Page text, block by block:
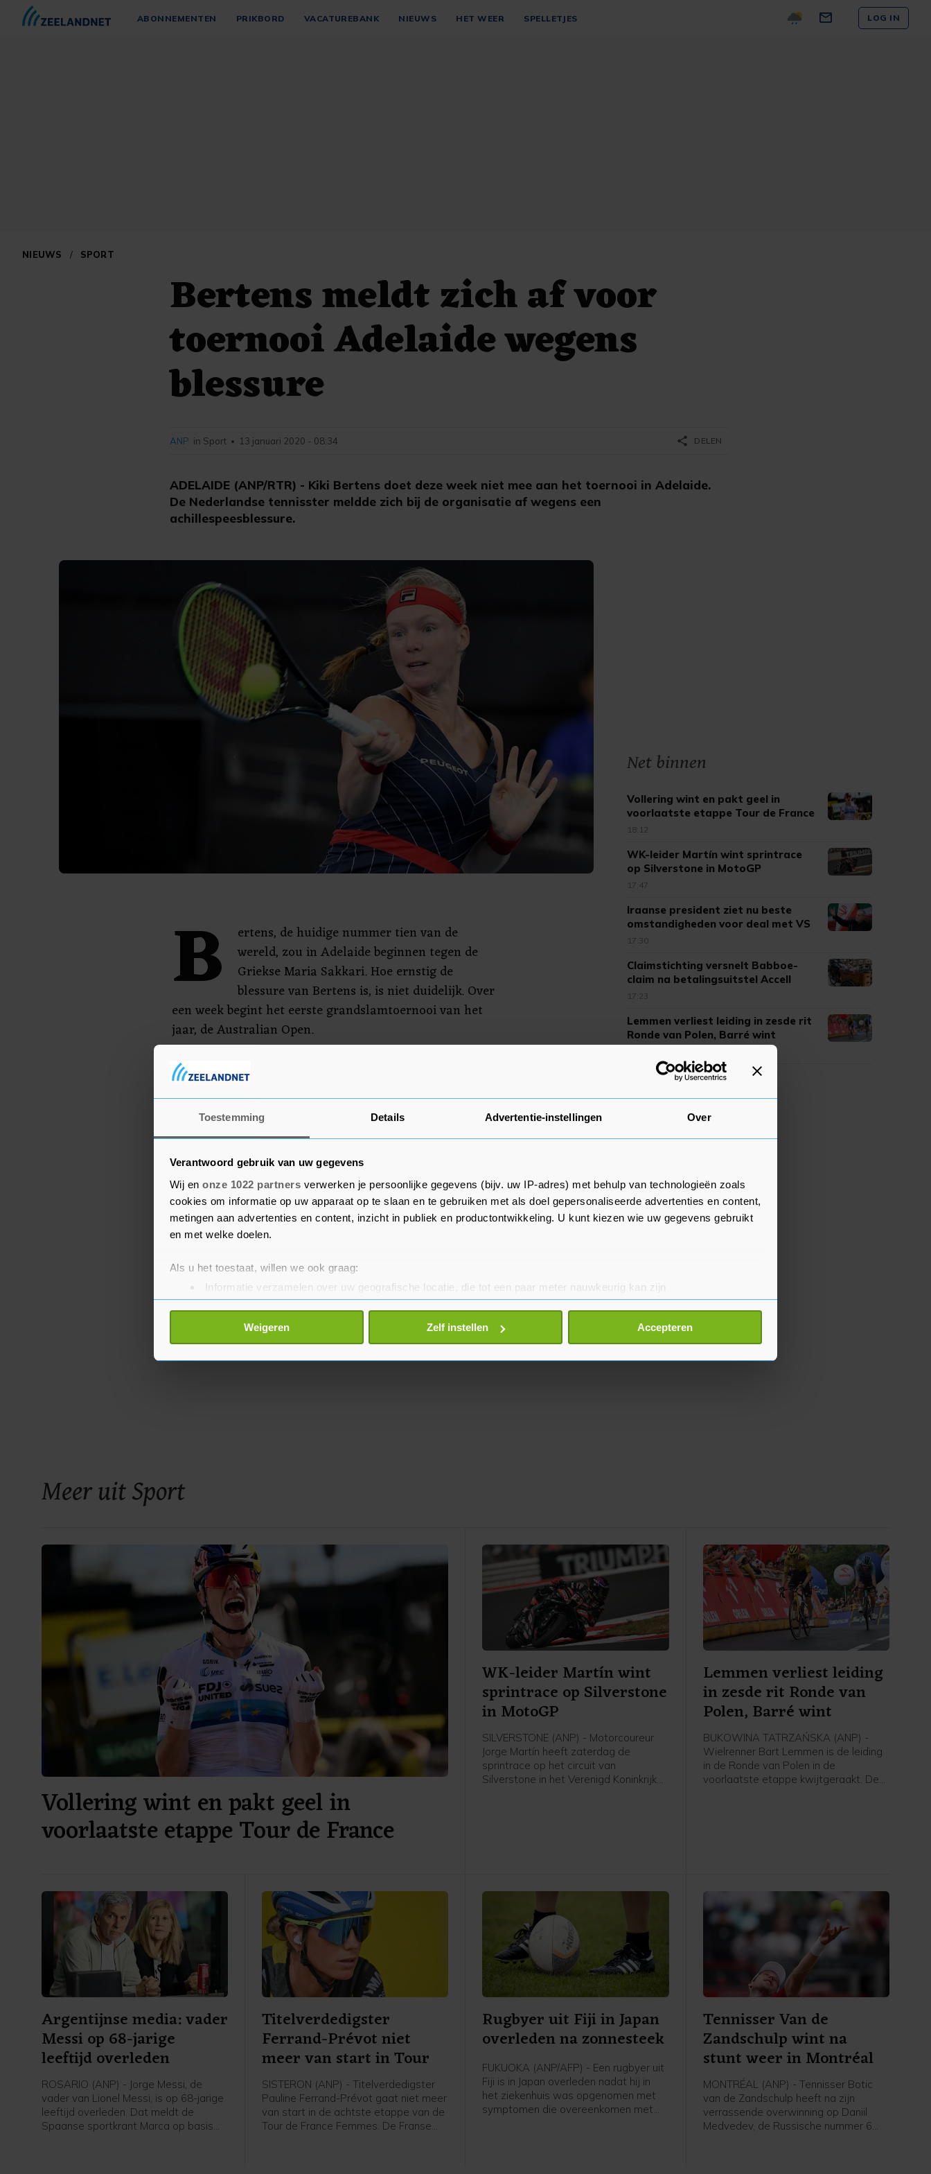
Toestemming Details Advertentie-instellingen Over
Verantwoord gebruik van uw gegevens
Wij en onze 1022 partners verwerken je persoonlijke gegevens (bijv. uw IP-adres) met behulp van technologieën zoals
cookies om informatie op uw apparaat op te slaan en te gebruiken met als doel gepersonaliseerde advertenties en content,
metingen aan advertenties en content, inzicht in publiek en productontwikkeling. U kunt kiezen wie uw gegevens gebruikt
en met welke doelen.
Als u het toestaat, willen we ook graag:
Informatie verzamelen over uw geografische locatie, die tot een paar meter nauwkeurig kan zijn
Uw apparaat identificeren door het actief te scannen op specifieke eigenschappen (fingerprinting)
Lees meer over hoe uw persoonlijke gegevens worden verwerkt en stel uw voorkeuren in het
detailgedeelte
toestemming op elk moment wijzigen of intrekken in de Cookieverklaring.
Weigeren Zelf instellen Accepteren
ABONNEMENTEN PRIKBORD VACATUREBANK NIEUWS HET WEER SPELLETJES LOG IN
NIEUWS / SPORT
Bertens meldt zich af voor
toernooi Adelaide wegens
blessure
ADELAIDE (ANP/RTR) - Kiki Bertens doet deze week niet mee aan het toernooi in Adelaide.
De Nederlandse tennisster meldde zich bij de organisatie af wegens een
achillespeesblessure.
ANP in Sport • 13 januari 2020 - 08:34 share DELEN
B
ertens, de huidige nummer tien van de
wereld, zou in Adelaide beginnen tegen de
Griekse Maria Sakkari. Hoe ernstig de
blessure van Bertens is, is niet duidelijk. Over
een week begint het eerste grandslamtoernooi van het
jaar, de Australian Open.
Afgelopen week strandde Bertens bij het toernooi van
Brisbane in de kwartfinales.
Bij de mannen meldden Novak Djokovic en Alex de
Minaur zich af voor het toernooi van Adelaide.
Meer uit Sport
Vollering wint en pakt geel in
voorlaatste etappe Tour de France
WK-leider Martín wint
sprintrace op Silverstone
in MotoGP
SILVERSTONE (ANP) - Motorcoureur
Jorge Martín heeft zaterdag de
sprintrace op het circuit van
Silverstone in het Verenigd Koninkrijk
Lemmen verliest leiding
in zesde rit Ronde van
Polen, Barré wint
BUKOWINA TATRZAŃSKA (ANP) -
Wielrenner Bart Lemmen is de leiding
in de Ronde van Polen in de
voorlaatste etappe kwijtgeraakt. De
Brenner (Tudor) uit Duitsland werd
derde.
Argentijnse media: vader
Messi op 68-jarige
leeftijd overleden
ROSARIO (ANP) - Jorge Messi, de
vader van Lionel Messi, is op 68-jarige
leeftijd overleden. Dat meldt de
Spaanse sportkrant Marca op basis
Titelverdedigster
Ferrand-Prévot niet
meer van start in Tour
SISTERON (ANP) - Titelverdedigster
Pauline Ferrand-Prévot gaat niet meer
van start in de achtste etappe van de
Tour de France Femmes. De Franse
Rugbyer uit Fiji in Japan
overleden na zonnesteek
FUKUOKA (ANP/AFP) - Een rugbyer uit
Fiji is in Japan overleden nadat hij in
het ziekenhuis was opgenomen met
symptomen die overeenkomen met
Tennisser Van de
Zandschulp wint na
stunt weer in Montréal
MONTRÉAL (ANP) - Tennisser Botic
van de Zandschulp heeft na zijn
verrassende overwinning op Daniil
Medvedev, de Russische nummer 6
Net binnen
Vollering wint en pakt geel in
voorlaatste etappe Tour de France
18:12
WK-leider Martín wint sprintrace
op Silverstone in MotoGP
17:47
Iraanse president ziet nu beste
omstandigheden voor deal met VS
17:30
Claimstichting versnelt Babboe-
claim na betalingsuitstel Accell
17:23
Lemmen verliest leiding in zesde rit
Ronde van Polen, Barré wint